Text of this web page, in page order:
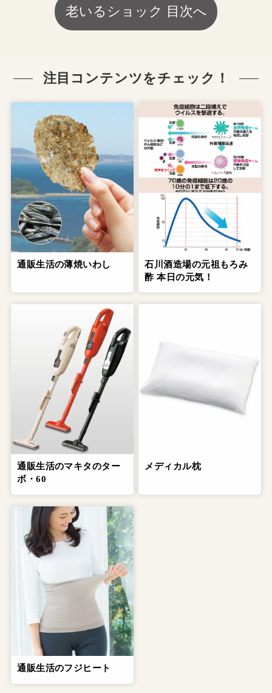
老いるショック 目次へ
注目コンテンツをチェック！
通販生活の薄焼いわし
石川酒造場の元祖もろみ
酢 本日の元気！
通販生活のマキタのター
ボ・60
メディカル枕
通販生活のフジヒート